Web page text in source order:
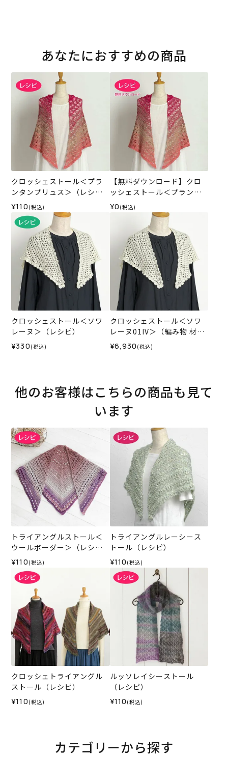
あなたにおすすめの商品
クロッシェストール＜プラ
ンタンプリュス＞（レシ
ピ）
¥110 (税込)
【無料ダウンロード】クロ
ッシェストール＜プランタ
ンプリュス＞（レシピ）
¥0 (税込)
クロッシェストール＜ソワ
レーヌ＞（レシピ）
¥330 (税込)
クロッシェストール＜ソワ
レーヌ01IV＞（編み物 材料
セット）
¥6,930 (税込)
他のお客様はこちらの商品も見て
います
トライアングルストール＜
ウールボーダー＞（レシ
ピ）
¥110 (税込)
トライアングルレーシース
トール（レシピ）
¥110 (税込)
クロッシェトライアングル
ストール（レシピ）
¥110 (税込)
ルッソレイシーストール
（レシピ）
¥110 (税込)
カテゴリーから探す